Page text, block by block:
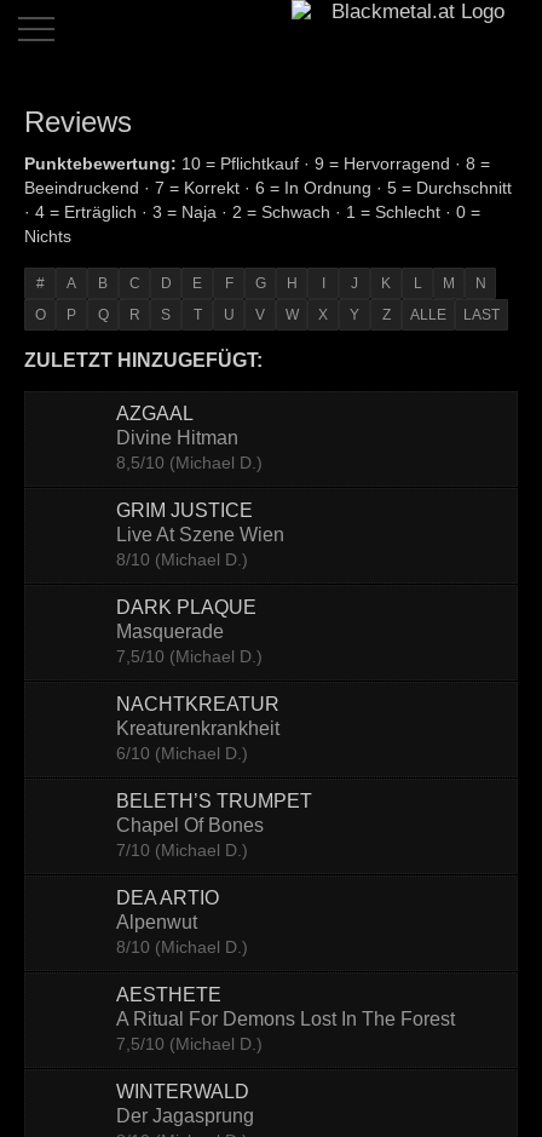
Home
Dates
Reviews
Reviews
Interviews
News
Contact
Reviews
Punktebewertung: 10 = Pflichtkauf · 9 = Hervorragend · 8 =
Beeindruckend · 7 = Korrekt · 6 = In Ordnung · 5 = Durchschnitt
· 4 = Erträglich · 3 = Naja · 2 = Schwach · 1 = Schlecht · 0 =
Nichts
# A B C D E F G H J K L M
N
O
P Q R S T U V W X Y Z ALLE LAST
ZULETZT HINZUGEFÜGT:
AZGAAL
Divine Hitman
8,5/10 (Michael D.)
GRIM JUSTICE
Live At Szene Wien
8/10 (Michael D.)
DARK PLAQUE
Masquerade
7,5/10 (Michael D.)
NACHTKREATUR
Kreaturenkrankheit
6/10 (Michael D.)
BELETH’S TRUMPET
Chapel Of Bones
7/10 (Michael D.)
DEA ARTIO
Alpenwut
8/10 (Michael D.)
AESTHETE
A Ritual For Demons Lost In The Forest
7,5/10 (Michael D.)
WINTERWALD
Der Jagasprung